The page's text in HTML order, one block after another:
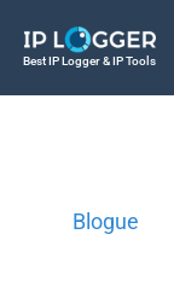
Best IP Logger & IP Tools
Blogue